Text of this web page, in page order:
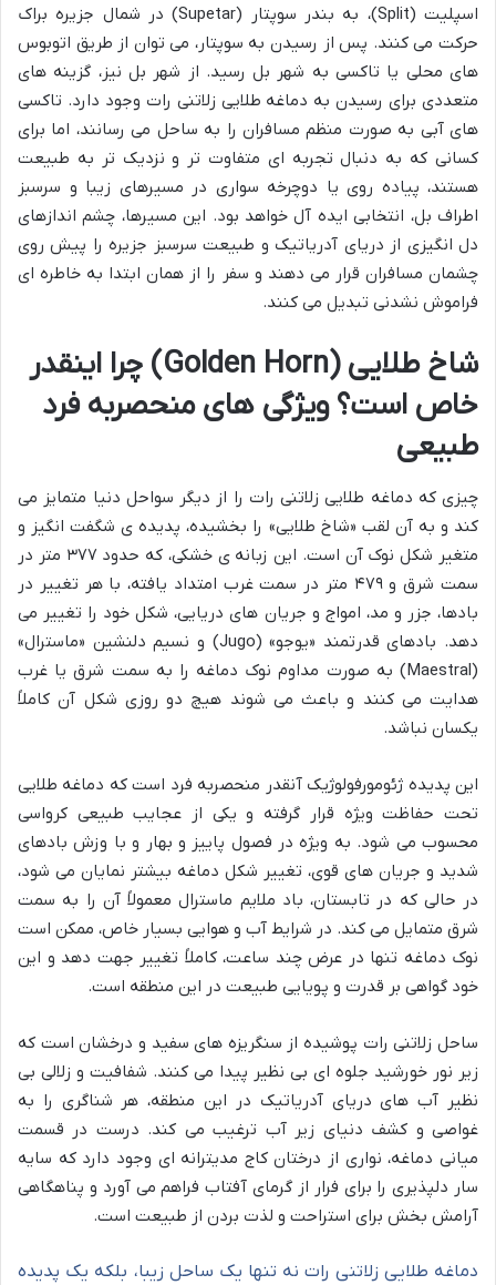
اسپلیت (Split)، به بندر سوپتار (Supetar) در شمال جزیره براک
حرکت می کنند. پس از رسیدن به سوپتار، می توان از طریق اتوبوس
های محلی یا تاکسی به شهر بل رسید. از شهر بل نیز، گزینه های
متعددی برای رسیدن به دماغه طلایی زلاتنی رات وجود دارد. تاکسی
های آبی به صورت منظم مسافران را به ساحل می رسانند، اما برای
کسانی که به دنبال تجربه ای متفاوت تر و نزدیک تر به طبیعت
هستند، پیاده روی یا دوچرخه سواری در مسیرهای زیبا و سرسبز
اطراف بل، انتخابی ایده آل خواهد بود. این مسیرها، چشم اندازهای
دل انگیزی از دریای آدریاتیک و طبیعت سرسبز جزیره را پیش روی
چشمان مسافران قرار می دهند و سفر را از همان ابتدا به خاطره ای
فراموش نشدنی تبدیل می کنند.
شاخ طلایی (Golden Horn) چرا اینقدر
خاص است؟ ویژگی های منحصربه فرد
طبیعی
چیزی که دماغه طلایی زلاتنی رات را از دیگر سواحل دنیا متمایز می
کند و به آن لقب «شاخ طلایی» را بخشیده، پدیده ی شگفت انگیز و
متغیر شکل نوک آن است. این زبانه ی خشکی، که حدود ۳۷۷ متر در
سمت شرق و ۴۷۹ متر در سمت غرب امتداد یافته، با هر تغییر در
بادها، جزر و مد، امواج و جریان های دریایی، شکل خود را تغییر می
دهد. بادهای قدرتمند «یوجو» (Jugo) و نسیم دلنشین «ماسترال»
(Maestral) به صورت مداوم نوک دماغه را به سمت شرق یا غرب
هدایت می کنند و باعث می شوند هیچ دو روزی شکل آن کاملاً
یکسان نباشد.
این پدیده ژئومورفولوژیک آنقدر منحصربه فرد است که دماغه طلایی
تحت حفاظت ویژه قرار گرفته و یکی از عجایب طبیعی کرواسی
محسوب می شود. به ویژه در فصول پاییز و بهار و با وزش بادهای
شدید و جریان های قوی، تغییر شکل دماغه بیشتر نمایان می شود،
در حالی که در تابستان، باد ملایم ماسترال معمولاً آن را به سمت
شرق متمایل می کند. در شرایط آب و هوایی بسیار خاص، ممکن است
نوک دماغه تنها در عرض چند ساعت، کاملاً تغییر جهت دهد و این
خود گواهی بر قدرت و پویایی طبیعت در این منطقه است.
ساحل زلاتنی رات پوشیده از سنگریزه های سفید و درخشان است که
زیر نور خورشید جلوه ای بی نظیر پیدا می کنند. شفافیت و زلالی بی
نظیر آب های دریای آدریاتیک در این منطقه، هر شناگری را به
غواصی و کشف دنیای زیر آب ترغیب می کند. درست در قسمت
میانی دماغه، نواری از درختان کاج مدیترانه ای وجود دارد که سایه
سار دلپذیری را برای فرار از گرمای آفتاب فراهم می آورد و پناهگاهی
آرامش بخش برای استراحت و لذت بردن از طبیعت است.
دماغه طلایی زلاتنی رات نه تنها یک ساحل زیبا، بلکه یک پدیده